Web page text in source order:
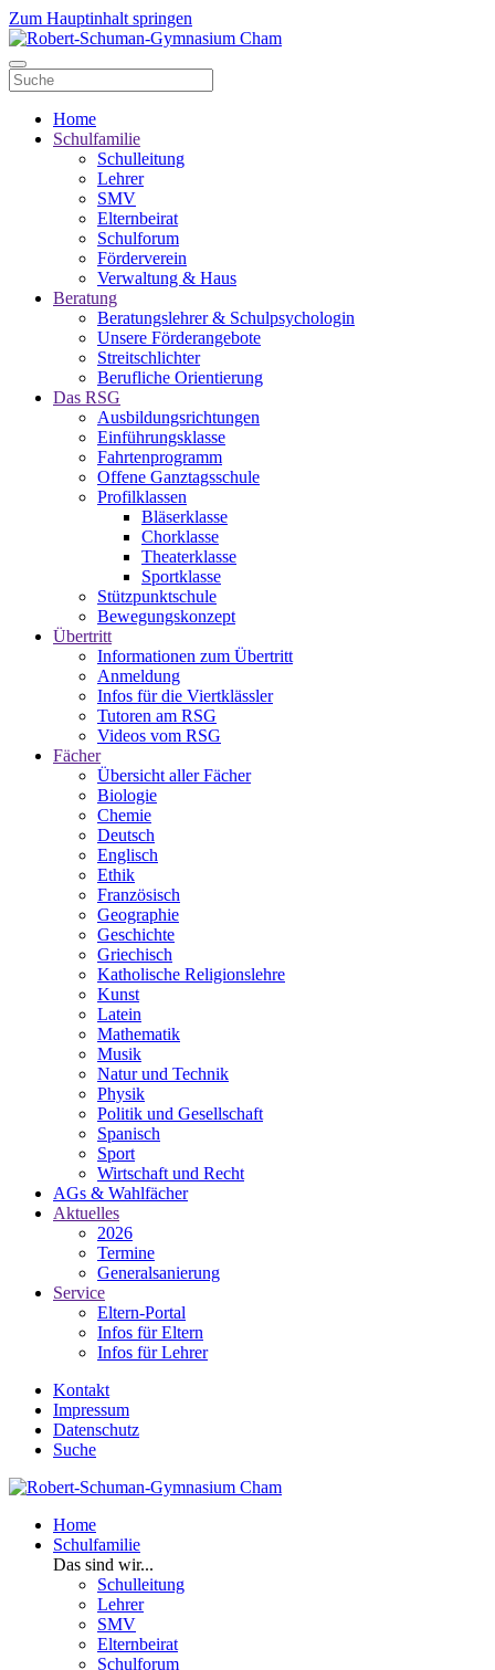
Zum Hauptinhalt springen
Home
Schulfamilie
Schulleitung
Lehrer
SMV
Elternbeirat
Schulforum
Förderverein
Verwaltung & Haus
Beratung
Beratungslehrer & Schulpsychologin
Unsere Förderangebote
Streitschlichter
Berufliche Orientierung
Das RSG
Ausbildungsrichtungen
Einführungsklasse
Fahrtenprogramm
Offene Ganztagsschule
Profilklassen
Bläserklasse
Chorklasse
Theaterklasse
Sportklasse
Stützpunktschule
Bewegungskonzept
Übertritt
Informationen zum Übertritt
Anmeldung
Infos für die Viertklässler
Tutoren am RSG
Videos vom RSG
Fächer
Übersicht aller Fächer
Biologie
Chemie
Deutsch
Englisch
Ethik
Französisch
Geographie
Geschichte
Griechisch
Katholische Religionslehre
Kunst
Latein
Mathematik
Musik
Natur und Technik
Physik
Politik und Gesellschaft
Spanisch
Sport
Wirtschaft und Recht
AGs & Wahlfächer
Aktuelles
2026
Termine
Generalsanierung
Service
Eltern-Portal
Infos für Eltern
Infos für Lehrer
Kontakt
Impressum
Datenschutz
Suche
Home
Schulfamilie
Das sind wir...
Schulleitung
Lehrer
SMV
Elternbeirat
Schulforum